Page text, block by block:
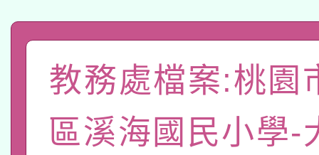
公告之原住民族歲時祭
一案。
兒童少年暑期犯罪預防
人員健康講座「吃得安
心」，鼓勵退休同仁踴
本校115學年度第2次
招甄選結果公告(無人
適應運動共學行動站研
教務處檔案:桃園
區溪海國民小學-